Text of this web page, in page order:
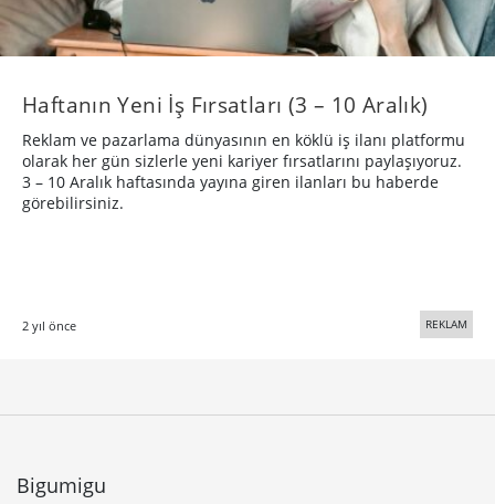
Haftanın Yeni İş Fırsatları (3 – 10 Aralık)
Reklam ve pazarlama dünyasının en köklü iş ilanı platformu
olarak her gün sizlerle yeni kariyer fırsatlarını paylaşıyoruz.
3 – 10 Aralık haftasında yayına giren ilanları bu haberde
görebilirsiniz.
2 yıl önce REKLAM
Bigumigu